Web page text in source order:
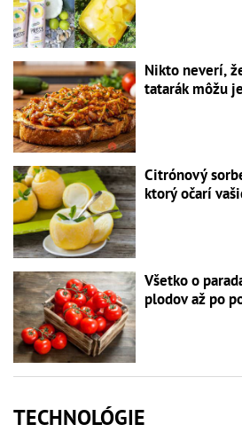
Nikto neverí,
tatarák môžu
Citrónový
ktorý očarí
Všetko o
plodov až po
TECHNOLÓGIE